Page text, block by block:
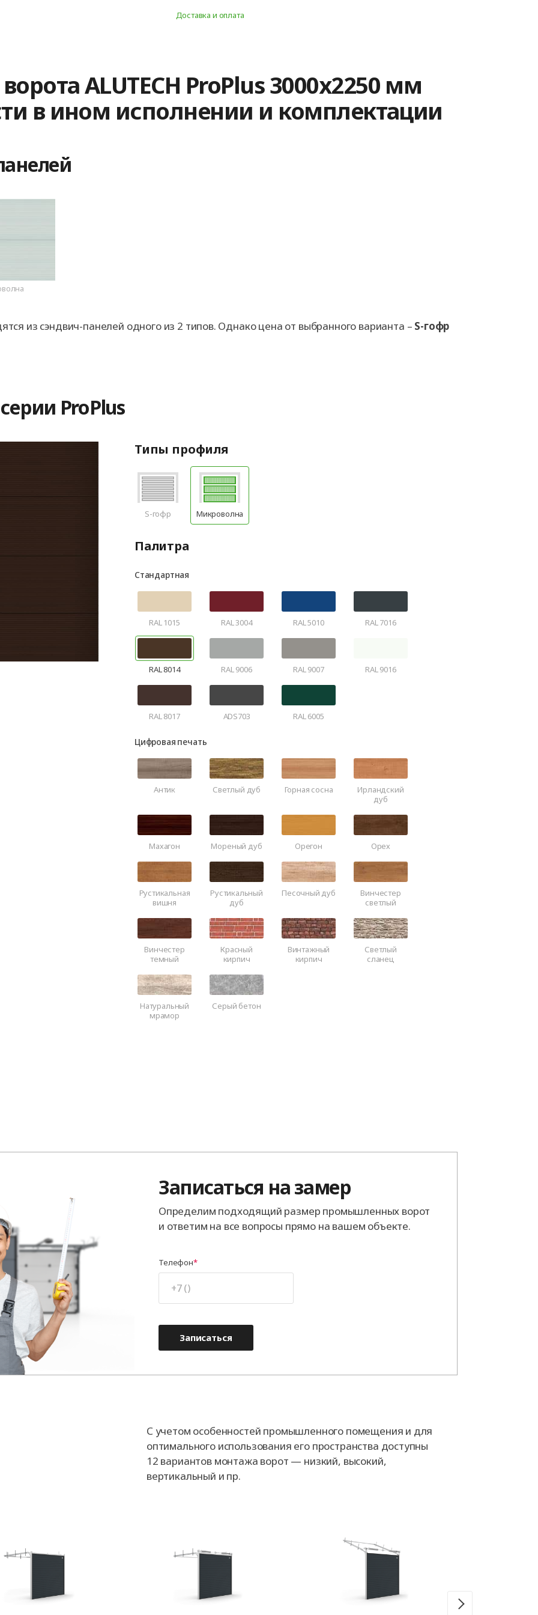
Доставка и оплата
ALUTECH ProPlus 3000х2250 мм
в ином исполнении и комплектации
из сэндвич-панелей одного из 2 типов. Однако цена от выбранного варианта – S-гофр
ProPlus
Типы профиля
S-гофр Микроволна
Палитра
Стандартная
RAL 1015 RAL 3004 RAL 5010 RAL 7016
RAL 8014 RAL 9006 RAL 9007 RAL 9016
RAL 8017 ADS703 RAL 6005
Цифровая печать
Антик Светлый дуб Горная сосна
Ирландский
дуб
Махагон Мореный дуб Орегон Орех
Рустикальная
вишня
Рустикальный
дуб
Песочный дуб
Винчестер
светлый
Винчестер
темный
Красный
кирпич
Винтажный
кирпич
Светлый
сланец
Натуральный
мрамор
Серый бетон
Записаться на замер
Определим подходящий размер промышленных ворот
и ответим на все вопросы прямо на вашем объекте.
Телефон
Записаться
С учетом особенностей промышленного помещения и для
оптимального использования его пространства доступны
12 вариантов монтажа ворот — низкий, высокий,
вертикальный и пр.